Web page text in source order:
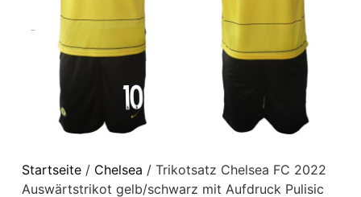
Startseite/ Chelsea / Trikotsatz Chelsea FC 2022
Auswärtstrikot gelb/schwarz mit Aufdruck Pulisic